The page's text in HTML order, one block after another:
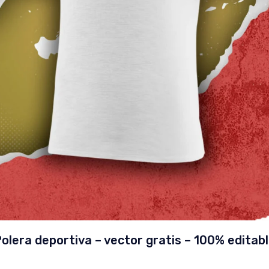
deportiva – vector gratis – 100%